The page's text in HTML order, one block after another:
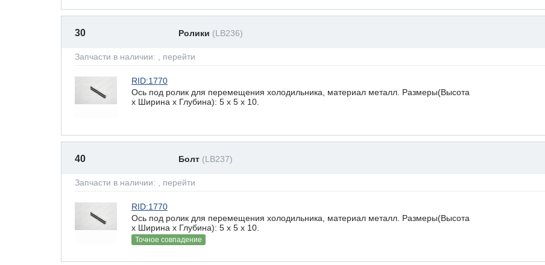
30 Ролики (LB236)
Запчасти в наличии: , перейти
RID:1770
Ось под ролик для перемещения холодильника, материал металл. Размеры(Высота
х Ширина х Глубина): 5 x 5 х 10.
40 Болт (LB237)
Запчасти в наличии: , перейти
RID:1770
Ось под ролик для перемещения холодильника, материал металл. Размеры(Высота
х Ширина х Глубина): 5 x 5 х 10.
Точное совпадение